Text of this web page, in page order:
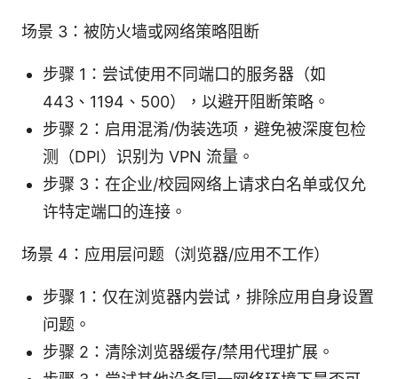
场景 3：被防火墙或网络策略阻断
步骤 1：尝试使用不同端口的服务器（如
443、1194、500），以避开阻断策略。
步骤 2：启用混淆/伪装选项，避免被深度包检
测（DPI）识别为 VPN 流量。
步骤 3：在企业/校园网络上请求白名单或仅允
许特定端口的连接。
场景 4：应用层问题（浏览器/应用不工作）
步骤 1：仅在浏览器内尝试，排除应用自身设置
问题。
步骤 2：清除浏览器缓存/禁用代理扩展。